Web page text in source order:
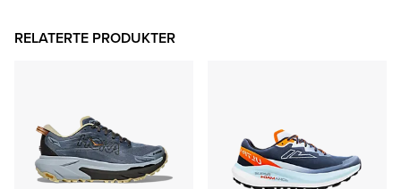
RELATERTE PRODUKTER